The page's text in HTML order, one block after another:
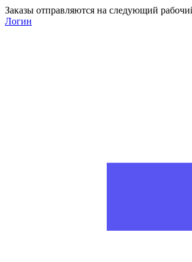
Заказы отправляются на следующий
Логин